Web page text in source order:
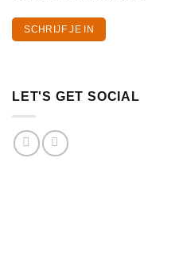
SCHRIJF JE IN
LET'S GET SOCIAL